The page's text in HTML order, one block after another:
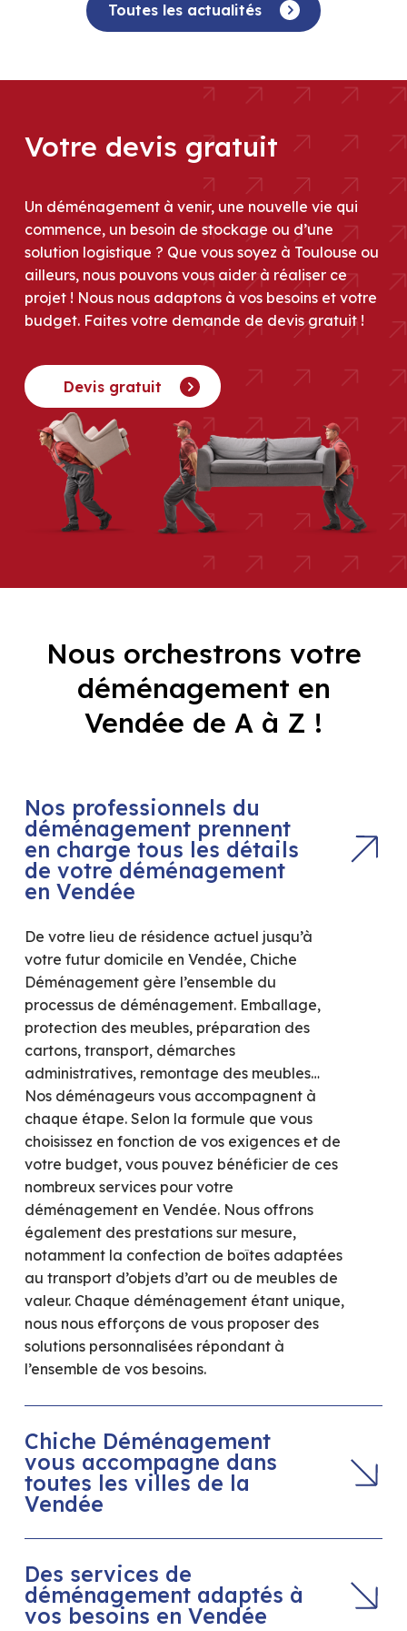
Toutes les actualités
Votre devis gratuit
Un déménagement à venir, une nouvelle vie qui
commence, un besoin de stockage ou d’une
solution logistique ? Que vous soyez à Toulouse ou
ailleurs, nous pouvons vous aider à réaliser ce
projet ! Nous nous adaptons à vos besoins et votre
budget. Faites votre demande de devis gratuit !
Devis gratuit
Nous orchestrons votre
déménagement en
Vendée de A à Z !
Nos professionnels du
déménagement prennent
en charge tous les détails
de votre déménagement
en Vendée
De votre lieu de résidence actuel jusqu’à
votre futur domicile en Vendée, Chiche
Déménagement gère l’ensemble du
processus de déménagement. Emballage,
protection des meubles, préparation des
cartons, transport, démarches
administratives, remontage des meubles…
Nos déménageurs vous accompagnent à
chaque étape. Selon la formule que vous
choisissez en fonction de vos exigences et de
votre budget, vous pouvez bénéficier de ces
nombreux services pour votre
déménagement en Vendée. Nous offrons
également des prestations sur mesure,
notamment la confection de boîtes adaptées
au transport d’objets d’art ou de meubles de
valeur. Chaque déménagement étant unique,
nous nous efforçons de vous proposer des
solutions personnalisées répondant à
l’ensemble de vos besoins.
Chiche Déménagement
vous accompagne dans
toutes les villes de la
Vendée
Challans, Fontenay-le-Comte, Les Herbiers,
Montaigu… Quelle que soit la ville de départ
ou d’arrivée dans le département de la
Des services de
déménagement adaptés à
vos besoins en Vendée